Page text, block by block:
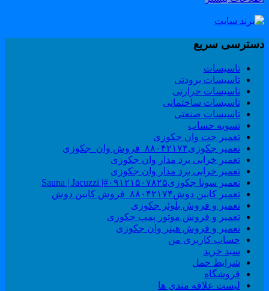
سریع
تاسیسات
تاسیسات برودتی
تاسیسات حرارتی
تاسیسات ساختمانی
تاسیسات صنعتی
تسویه حساب
تعمیر جت وان جکوزی
تعمیر جکوزی۸۸۰۴۲۱۷۴_فروش وان_جکوزی
تعمیر خرابی برد مدار وان جکوزی
تعمیر خرابی برد مدار وان جکوزی
تعمیر سونا جکوزی۰۹۱۲۱۵۰۷۸۲۵#| Sauna | Jacuzzi
تعمیر کابین دوش۸۸۰۴۲۱۷۴_فروش کابین دوش
تعمیر و فروش بلوئر جکوزی
تعمیر و فروش موتور پمپ جکوزی
تعمیر و فروش هیتر وان جکوزی
حساب کاربری من
سبد خرید
شرایط حمل
فروشگاه
لیست علاقه مندی ها